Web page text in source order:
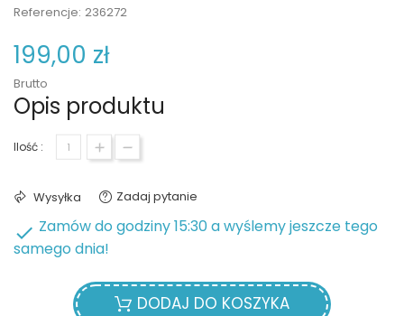
Referencje: 236272
199,00 zł
Brutto
Opis produktu
Ilość :
Wysyłka Zadaj pytanie
 Zamów do godziny 15:30 a wyślemy jeszcze tego
samego dnia!
DODAJ DO KOSZYKA